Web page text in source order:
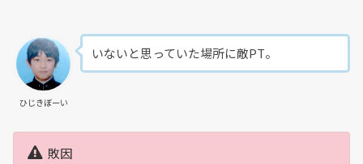
ひじきぼーい
いないと思っていた場所に敵PT。
敗因